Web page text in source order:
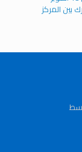
بين المركز